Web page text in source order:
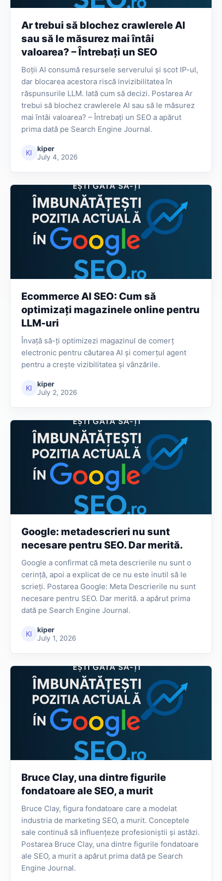
Ar trebui să blochez crawlerele AI
sau să le măsurez mai întâi
valoarea? – Întrebați un SEO
Boții AI consumă resursele serverului și scot IP-ul,
dar blocarea acestora riscă invizibilitatea în
răspunsurile LLM. Iată cum să decizi. Postarea Ar
trebui să blochez crawlerele AI sau să le măsurez
mai întâi valoarea? – Întrebați un SEO a apărut
prima dată pe Search Engine Journal.
kiper
July 4, 2026
Ecommerce AI SEO: Cum să
optimizați magazinele online pentru
LLM-uri
Învață să-ți optimizezi magazinul de comerț
electronic pentru căutarea AI și comerțul agent
pentru a crește vizibilitatea și vânzările.
kiper
July 2, 2026
Google: metadescrieri nu sunt
necesare pentru SEO. Dar merită.
Google a confirmat că meta descrierile nu sunt o
cerință, apoi a explicat de ce nu este inutil să le
scrieți. Postarea Google: Meta Descrierile nu sunt
necesare pentru SEO. Dar merită. a apărut prima
dată pe Search Engine Journal.
kiper
July 1, 2026
Bruce Clay, una dintre figurile
fondatoare ale SEO, a murit
Bruce Clay, figura fondatoare care a modelat
industria de marketing SEO, a murit. Conceptele
sale continuă să influențeze profesioniștii și astăzi.
Postarea Bruce Clay, una dintre figurile fondatoare
ale SEO, a murit a apărut prima dată pe Search
Engine Journal.